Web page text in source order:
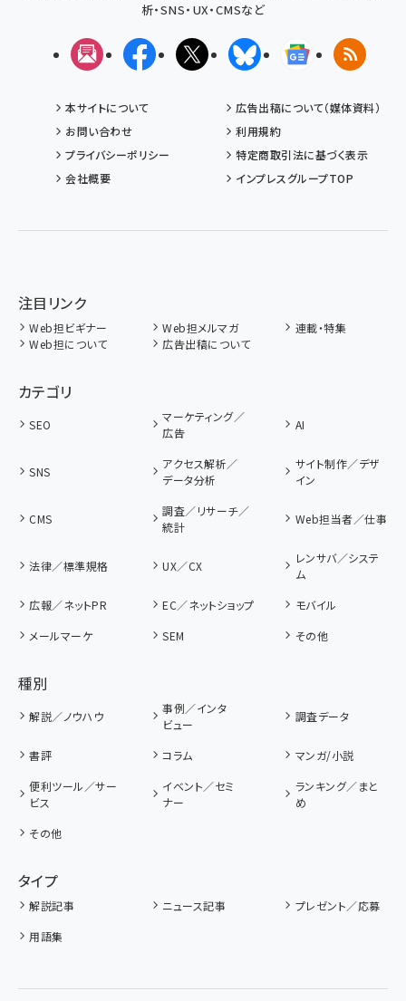
析・SNS・UX・CMSなど
メルマガFacebookX(エックス)BlueskyGoogleニュ
RSS
本サイトについて
広告出稿について（媒体資料）
お問い合わせ
利用規約
プライバシーポリシー
特定商取引法に基づく表示
会社概要
インプレスグループTOP
注目リンク
Web担ビギナー Web担メルマガ
連載・特集
Web担について
広告出稿について
カテゴリ
SEO
マーケティング／
広告
AI
SNS
アクセス解析／
データ分析
サイト制作／デザ
イン
CMS
調査／リサーチ／
統計
Web担当者／仕事
法律／標準規格 UX／CX
レンサバ／システ
ム
広報／ネットPR
EC／ネットショップ
モバイル
メールマーケ
SEM その他
種別
解説／ノウハウ
事例／インタ
ビュー
調査データ
書評 コラム
マンガ/小説
便利ツール／サー
ビス
イベント／セミ
ナー
ランキング／まと
め
その他
タイプ
解説記事 ニュース記事
プレゼント／応募
用語集